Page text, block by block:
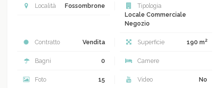
Località Fossombrone
Tipologia
Locale Commerciale
Negozio
Contratto Vendita Superficie 190 m2
Bagni 0 Camere
Foto 15 Video No